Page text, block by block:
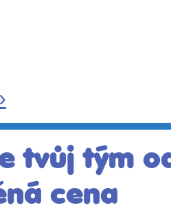
tvůj tým
cena